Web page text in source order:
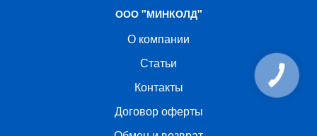
ООО "МИНКОЛД"
О компании
Статьи
Контакты
Договор оферты